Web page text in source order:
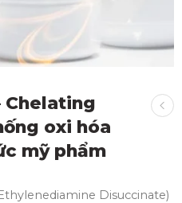
Chelating
oxi hóa
mỹ phẩm
Disuccinate)